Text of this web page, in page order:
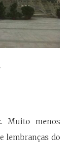
Muito menos
lembranças do